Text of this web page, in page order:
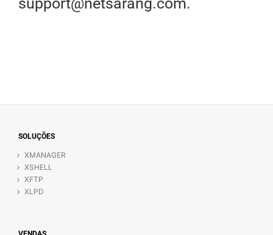
SOLUÇÕES
XMANAGER
XSHELL
XFTP
XLPD